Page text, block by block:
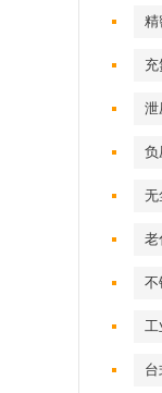
精
泄
负
无
老
不
工